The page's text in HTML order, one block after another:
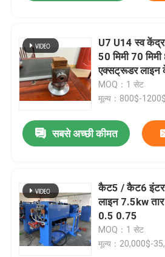
U7 U14 स्व
50 मिमी 70
एक्सट्रूडर लाइन
MOQ：1 सेट
मूल्य：800$-1200$
सबसे अच्छी कीमत
कैट5 / कैट6
लाइन 7.5kw
0.5 0.75
MOQ：1 सेट
मूल्य：20,000$-